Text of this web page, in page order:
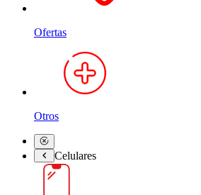
Ofertas
Otros
Celulares